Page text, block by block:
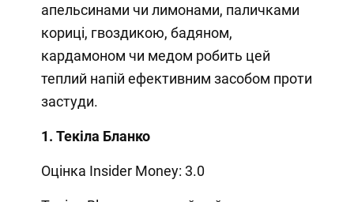
апельсинами чи лимонами, паличками
кориці, гвоздикою, бадяном,
кардамоном чи медом робить цей
теплий напій ефективним засобом проти
застуди.
1. Текіла Бланко
Оцінка Insider Money: 3.0